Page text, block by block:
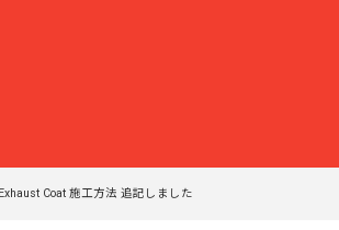
Coat 施工方法 追記しました